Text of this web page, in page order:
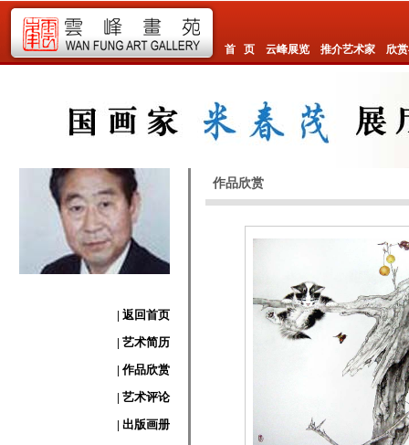
首 页 云峰展览 推介艺术家 欣
| 返回首页
| 艺术简历
| 作品欣赏
| 艺术评论
| 出版画册
作品欣赏